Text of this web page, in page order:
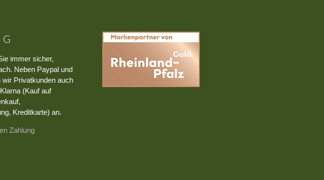
immer sicher,
Neben Paypal und
wir Privatkunden auch
(Kauf auf
Kreditkarte) an.
Zahlung